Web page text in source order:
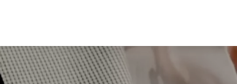
ン
ツ
へ